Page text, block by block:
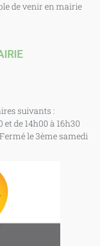
de venir en mairie
suivants :
de 14h00 à 16h30
le 3ème samedi